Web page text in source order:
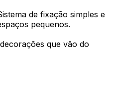
de fixação simples e
pequenos.
que vão do